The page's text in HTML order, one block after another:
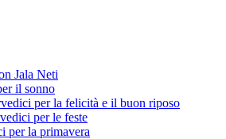
Jala Neti
il sonno
per la felicità e il buon riposo
per le feste
per la primavera